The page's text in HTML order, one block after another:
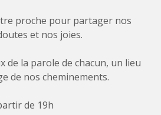
proche pour partager nos
et nos joies.
de la parole de chacun, un lieu
de nos cheminements.
de 19h